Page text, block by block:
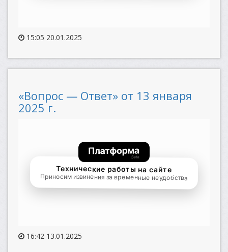
15:05 20.01.2025
«Вопрос — Ответ» от 13 января
2025 г.
16:42 13.01.2025